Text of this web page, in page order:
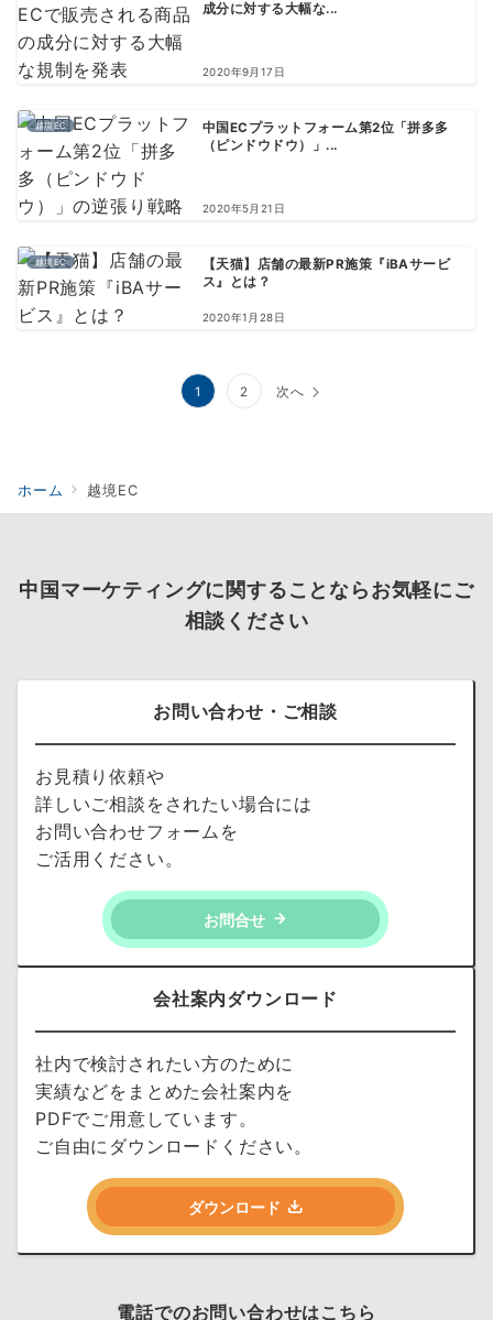
成分に対する大幅な...
2020年9月17日
越境EC
中国ECプラットフォーム第2位「拼多多
（ピンドウドウ）」...
2020年5月21日
越境EC
【天猫】店舗の最新PR施策『iBAサービ
ス』とは？
2020年1月28日
ペ
ジ
1 2 次へ
ホーム 越境EC
中国マーケティングに関することならお気軽にご
相談ください
お問い合わせ・ご相談
お見積り依頼や
詳しいご相談をされたい場合には
お問い合わせフォームを
ご活用ください。
お問合せ
会社案内ダウンロード
社内で検討されたい方のために
実績などをまとめた会社案内を
PDFでご用意しています。
ご自由にダウンロードください。
ダウンロード
電話でのお問い合わせはこちら